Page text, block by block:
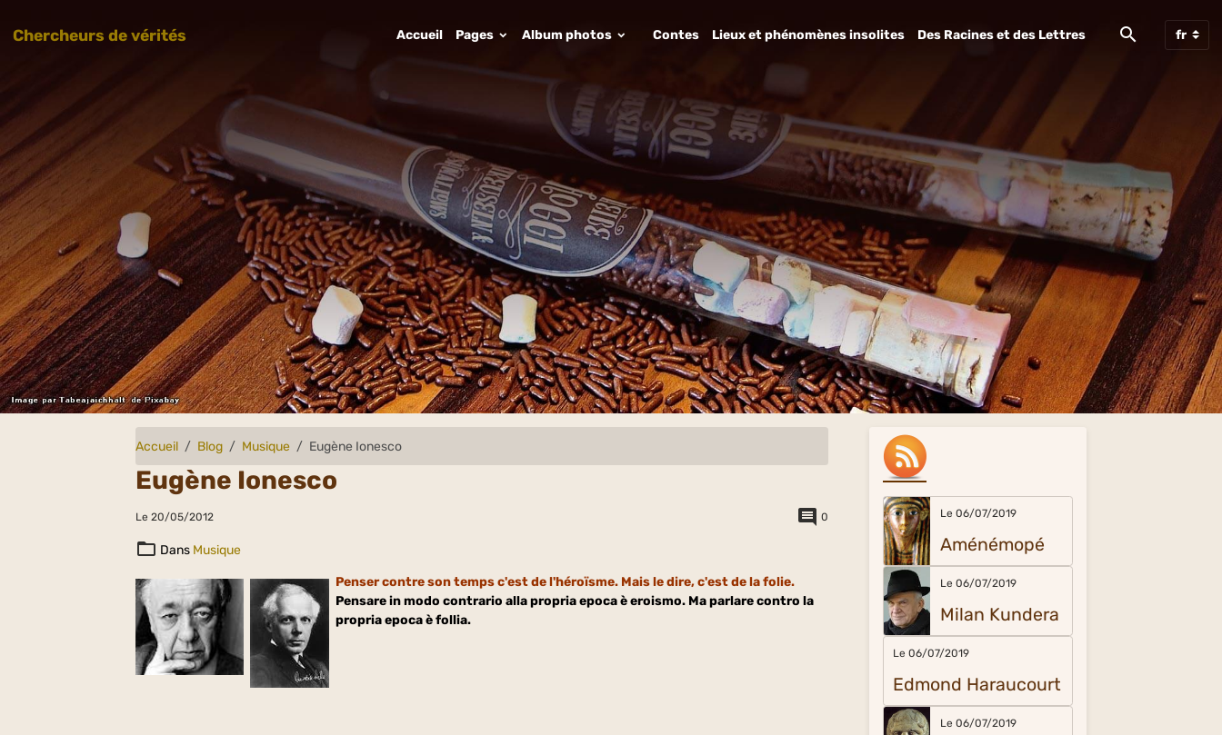
Chercheurs de vérités Accueil Pages Album photos Contes Lieux et phénomènes insolites Des Racines et des Lettres
Accueil Blog Musique Eugène Ionesco
Eugène Ionesco
Le 20/05/2012 0
Dans Musique
Penser contre son temps c'est de l'héroïsme. Mais le dire, c'est de la folie.
Pensare in modo contrario alla propria epoca è eroismo. Ma parlare contro la
propria epoca è follia.
Le 06/07/2019
Aménémopé
Le 06/07/2019
Milan Kundera
Le 06/07/2019
Edmond Haraucourt
Le 06/07/2019